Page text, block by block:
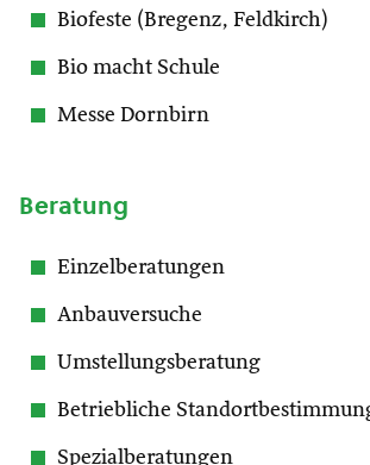
Biofeste (Bregenz, Feldkirch)
Bio macht Schule
Messe Dornbirn
Beratung
Einzelberatungen
Anbauversuche
Umstellungsberatung
Betriebliche
Spezialberatungen